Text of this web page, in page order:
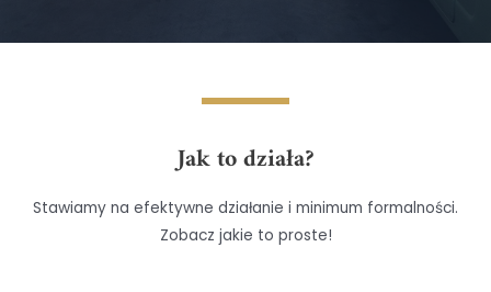
Jak to działa?
Stawiamy na efektywne działanie i minimum formalności.
Zobacz jakie to proste!